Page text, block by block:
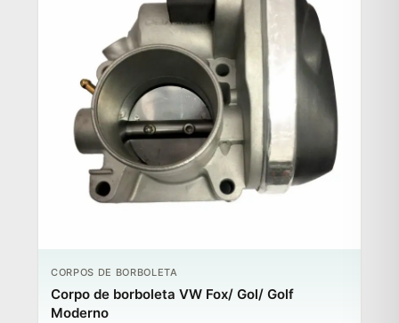
CORPOS DE BORBOLETA
Corpo de borboleta VW Fox/ Gol/ Golf
Moderno